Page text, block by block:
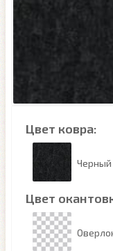
Цвет ковра:
Черный
Цвет